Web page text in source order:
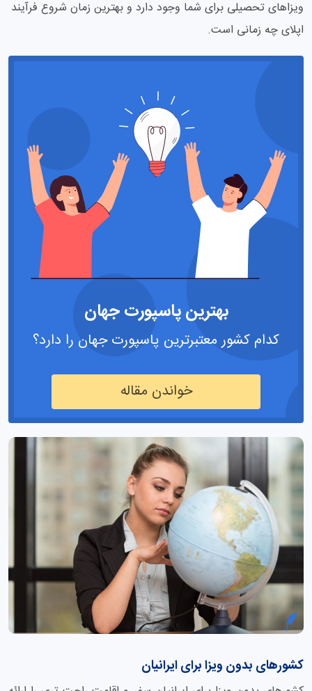
ویزاهای تحصیلی برای شما وجود دارد و بهترین زمان شروع فرآیند
اپلای چه زمانی است.
بهترین پاسپورت جهان
کدام کشور معتبرترین پاسپورت جهان را دارد؟
خواندن مقاله
کشورهای بدون ویزا برای ایرانیان